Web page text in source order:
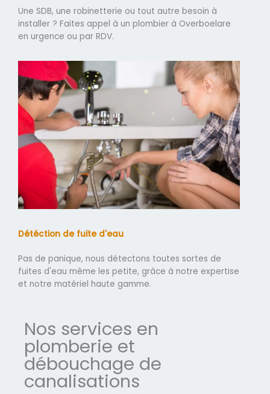
Une SDB, une robinetterie ou tout autre besoin à
installer ? Faites appel à un plombier à Overboelare
en urgence ou par RDV.
Détéction de fuite d'eau
Pas de panique, nous détectons toutes sortes de
fuites d'eau même les petite, grâce à notre expertise
et notre matériel haute gamme.
Nos services en
plomberie et
débouchage de
canalisations